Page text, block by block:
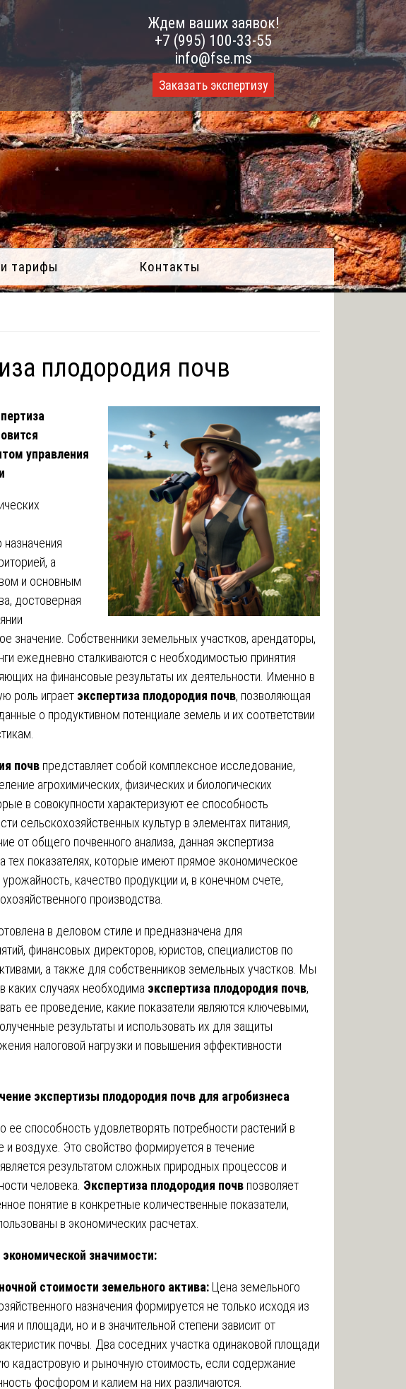
Ждем ваших заявок!
+7 (995) 100-33-55
info@fse.ms
Заказать экспертизу
тарифы Контакты
плодородия почв
управления
назначения
а
и основным
достоверная
значение. Собственники земельных участков, арендаторы,
ежедневно сталкиваются с необходимостью принятия
на финансовые результаты их деятельности. Именно в
роль играет экспертиза плодородия почв, позволяющая
о продуктивном потенциале земель и их соответствии
почв представляет собой комплексное исследование,
агрохимических, физических и биологических
в совокупности характеризуют ее способность
сельскохозяйственных культур в элементах питания,
от общего почвенного анализа, данная экспертиза
тех показателях, которые имеют прямое экономическое
качество продукции и, в конечном счете,
производства.
в деловом стиле и предназначена для
финансовых директоров, юристов, специалистов по
а также для собственников земельных участков. Мы
каких случаях необходима экспертиза плодородия почв,
ее проведение, какие показатели являются ключевыми,
результаты и использовать их для защиты
налоговой нагрузки и повышения эффективности
экспертизы плодородия почв для агробизнеса
ее способность удовлетворять потребности растений в
и воздухе. Это свойство формируется в течение
результатом сложных природных процессов и
человека. Экспертиза плодородия почв позволяет
понятие в конкретные количественные показатели,
в экономических расчетах.
значимости:
стоимости земельного актива: Цена земельного
назначения формируется не только исходя из
и площади, но и в значительной степени зависит от
почвы. Два соседних участка одинаковой площади
кадастровую и рыночную стоимость, если содержание
фосфором и калием на них различаются.